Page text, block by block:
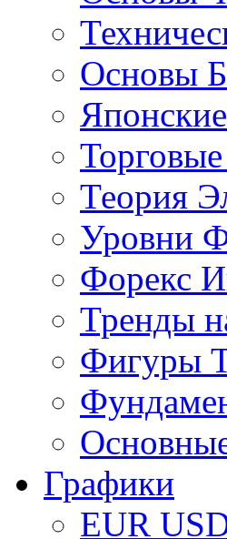
Основы
Теория
Уровни
Форекс
Тренды
Фигуры
Графики
EUR